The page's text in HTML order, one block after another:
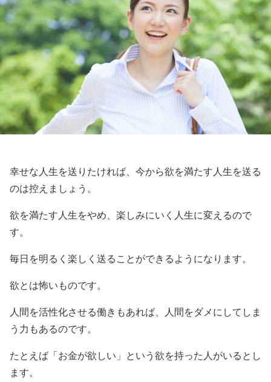
幸せな人生を送りたければ、今から欲を満たす人生を送る
のは控えましょう。
欲を満たす人生をやめ、楽しみにいく人生に変えるので
す。
毎日を明るく楽しく送ることができるようになります。
欲とは怖いものです。
人間を活性化させる働きもあれば、人間をダメにしてしま
う力もあるのです。
たとえば「お金が欲しい」という欲を持った人がいるとし
ます。